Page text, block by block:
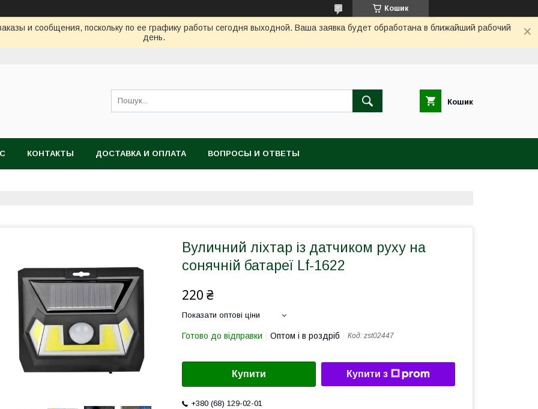
Кошик
и сообщения, поскольку по ее графику работы сегодня выходной. Ваша заявка будет обработана в ближайший рабочий
день.
Кошик
КОНТАКТЫ ДОСТАВКА И ОПЛАТА ВОПРОСЫ И ОТВЕТЫ
Вуличний ліхтар із датчиком руху на
сонячній батареї Lf-1622
220 ₴
Показати оптові ціни
Готово до відправки Оптом і в роздріб Код: zst02447
Купити Купити з
+380 (68) 129-02-01